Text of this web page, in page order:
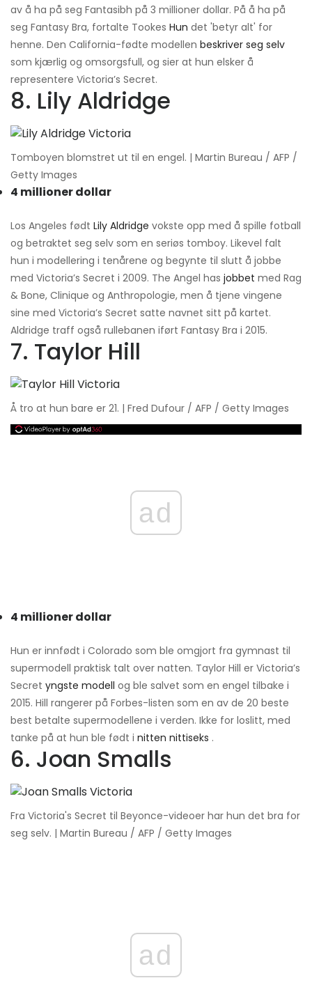
av å ha på seg Fantasibh på 3 millioner dollar. På å ha på
seg Fantasy Bra, fortalte Tookes Hun det 'betyr alt' for
henne. Den California-fødte modellen beskriver seg selv
som kjærlig og omsorgsfull, og sier at hun elsker å
representere Victoria’s Secret.
8. Lily Aldridge
Tomboyen blomstret ut til en engel. | Martin Bureau / AFP /
Getty Images
4 millioner dollar
Los Angeles født Lily Aldridge vokste opp med å spille fotball
og betraktet seg selv som en seriøs tomboy. Likevel falt
hun i modellering i tenårene og begynte til slutt å jobbe
med Victoria’s Secret i 2009. The Angel has jobbet med Rag
& Bone, Clinique og Anthropologie, men å tjene vingene
sine med Victoria’s Secret satte navnet sitt på kartet.
Aldridge traff også rullebanen iført Fantasy Bra i 2015.
7. Taylor Hill
Å tro at hun bare er 21. | Fred Dufour / AFP / Getty Images
ad
4 millioner dollar
Hun er innfødt i Colorado som ble omgjort fra gymnast til
supermodell praktisk talt over natten. Taylor Hill er Victoria’s
Secret yngste modell og ble salvet som en engel tilbake i
2015. Hill rangerer på Forbes-listen som en av de 20 beste
best betalte supermodellene i verden. Ikke for loslitt, med
tanke på at hun ble født i nitten nittiseks .
6. Joan Smalls
Fra Victoria's Secret til Beyonce-videoer har hun det bra for
seg selv. | Martin Bureau / AFP / Getty Images
ad